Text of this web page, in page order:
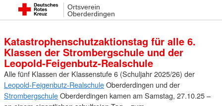
Ortsverein
Oberderdingen
28. September 2025 14:09
Katastrophenschutzaktionstag für alle 6.
Klassen der Strombergschule und der
Leopold-Feigenbutz-Realschule
Alle fünf Klassen der Klassenstufe 6 (Schuljahr 2025/26) der
Leopold-Feigenbutz-RealschuleOberderdingen und der
StrombergschuleOberderdingen kamen am Samstag, 27.10.25 –